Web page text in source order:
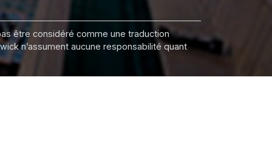
être considéré comme une traduction
n’assument aucune responsabilité quant